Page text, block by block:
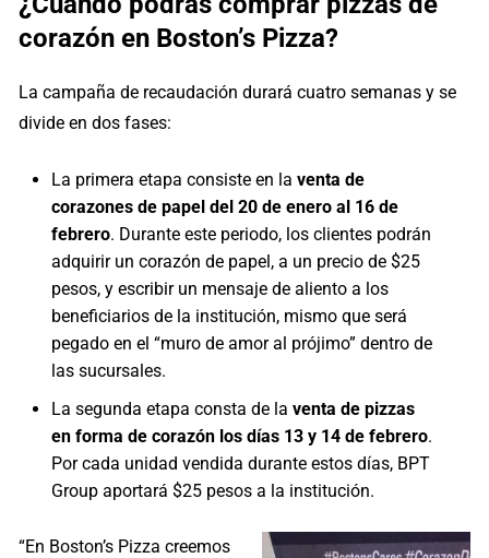
corazón en Boston’s Pizza?
La campaña de recaudación durará cuatro semanas y se
divide en dos fases:
La primera etapa consiste en laventa de
corazones de papel del 20 de enero al 16 de
febrero. Durante este periodo, los clientes podrán
adquirir un corazón de papel, a un precio de $25
pesos, y escribir un mensaje de aliento a los
beneficiarios de la institución, mismo que será
pegado en el “muro de amor al prójimo” dentro de
las sucursales.
La segunda etapa consta de laventa de pizzas
en forma de corazón los días 13 y 14 de febrero.
Por cada unidad vendida durante estos días, BPT
Group aportará $25 pesos a la institución.
“En Boston’s Pizza creemos